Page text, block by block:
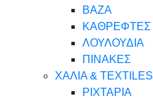
ΒΑΖΑ
ΚΑΘΡΕΦΤΕΣ
ΛΟΥΛΟΥΔΙΑ
ΠΙΝΑΚΕΣ
ΧΑΛΙΑ & TEXTILES
ΡΙΧΤΑΡΙΑ